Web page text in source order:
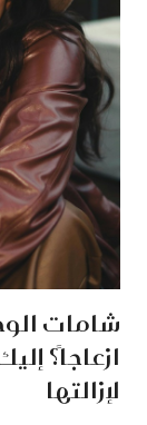
شامات
ازعاجاً؟
لإزالتها